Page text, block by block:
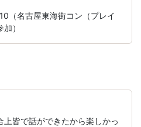
（名古屋東海街コン（プレイ
）
上皆で話ができたから楽しかっ